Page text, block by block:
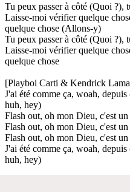
Tu peux passer à côté (Quoi ?),
Laisse-moi vérifier quelque
quelque chose (Allons-y)
Tu peux passer à côté (Quoi ?),
Laisse-moi vérifier quelque
quelque chose
[Playboi Carti & Kendrick
J'ai été comme ça, woah,
huh, hey)
Flash out, oh mon Dieu, c'est
Flash out, oh mon Dieu, c'est
Flash out, oh mon Dieu, c'est
J'ai été comme ça, woah,
huh, hey)